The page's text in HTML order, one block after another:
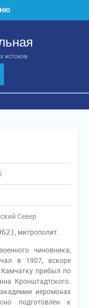
истоков
Север
, митрополит.
чиновника;
в 1907, вскоре
прибыл по
Кронштадтского.
иеромонах
подготовлен к